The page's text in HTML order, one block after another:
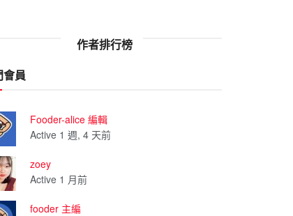
作者排行榜
會員
Fooder-alice 編輯
Active 1 週, 4 天前
zoey
Active 1 月前
fooder 主編